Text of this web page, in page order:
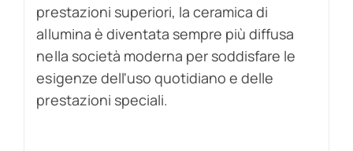
prestazioni superiori, la ceramica di
allumina è diventata sempre più diffusa
nella società moderna per soddisfare le
esigenze dell'uso quotidiano e delle
prestazioni speciali.